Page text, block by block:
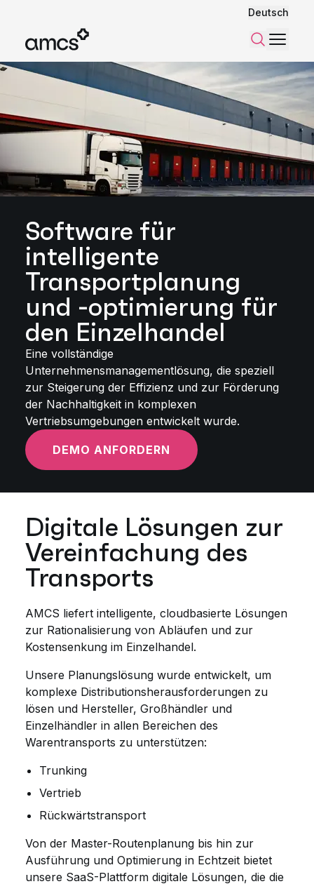
Deutsch
Suchen
Menü
Software für
intelligente
Transportplanung
und -optimierung für
den Einzelhandel
Eine vollständige
Unternehmensmanagementlösung, die speziell
zur Steigerung der Effizienz und zur Förderung
der Nachhaltigkeit in komplexen
Vertriebsumgebungen entwickelt wurde.
DEMO ANFORDERN
Digitale Lösungen zur
Vereinfachung des
Transports
AMCS liefert intelligente, cloudbasierte Lösungen
zur Rationalisierung von Abläufen und zur
Kostensenkung im Einzelhandel.
Unsere Planungslösung wurde entwickelt, um
komplexe Distributionsherausforderungen zu
lösen und Hersteller, Großhändler und
Einzelhändler in allen Bereichen des
Warentransports zu unterstützen:
Trunking
Vertrieb
Rückwärtstransport
Von der Master-Routenplanung bis hin zur
Ausführung und Optimierung in Echtzeit bietet
unsere SaaS-Plattform digitale Lösungen, die die